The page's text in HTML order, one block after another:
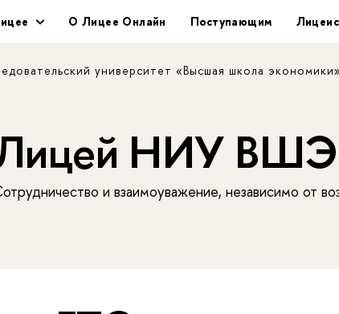
О Лицее Онлайн Поступающим
университет «Высшая школа экономики»
НИУ ВШЭ
и взаимоуважение, независимо от